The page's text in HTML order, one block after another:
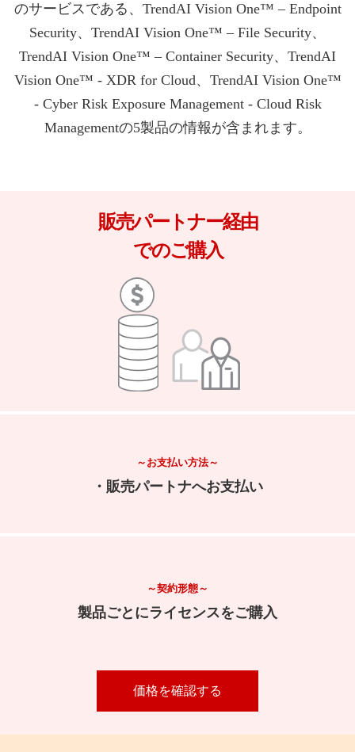
のサービスである、TrendAI Vision One™ – Endpoint
Security、TrendAI Vision One™ – ​File Security、
TrendAI Vision One™ – Container Security、TrendAI
Vision One™ - XDR for Cloud、TrendAI Vision One™
- Cyber Risk Exposure Management - Cloud Risk
Managementの5製品の情報が含まれます。​​​​
販売パートナー経由​
でのご購入
～お支払い方法～
・販売パートナへお支払い
～契約形態～
製品ごとにライセンスをご購入
価格を確認する​